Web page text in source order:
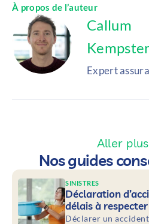
À propos de l’auteur
Callum
Kempster
Expert
Aller
Nos guides
SINISTRES
Déclaration
délais à respecter
Déclarer un